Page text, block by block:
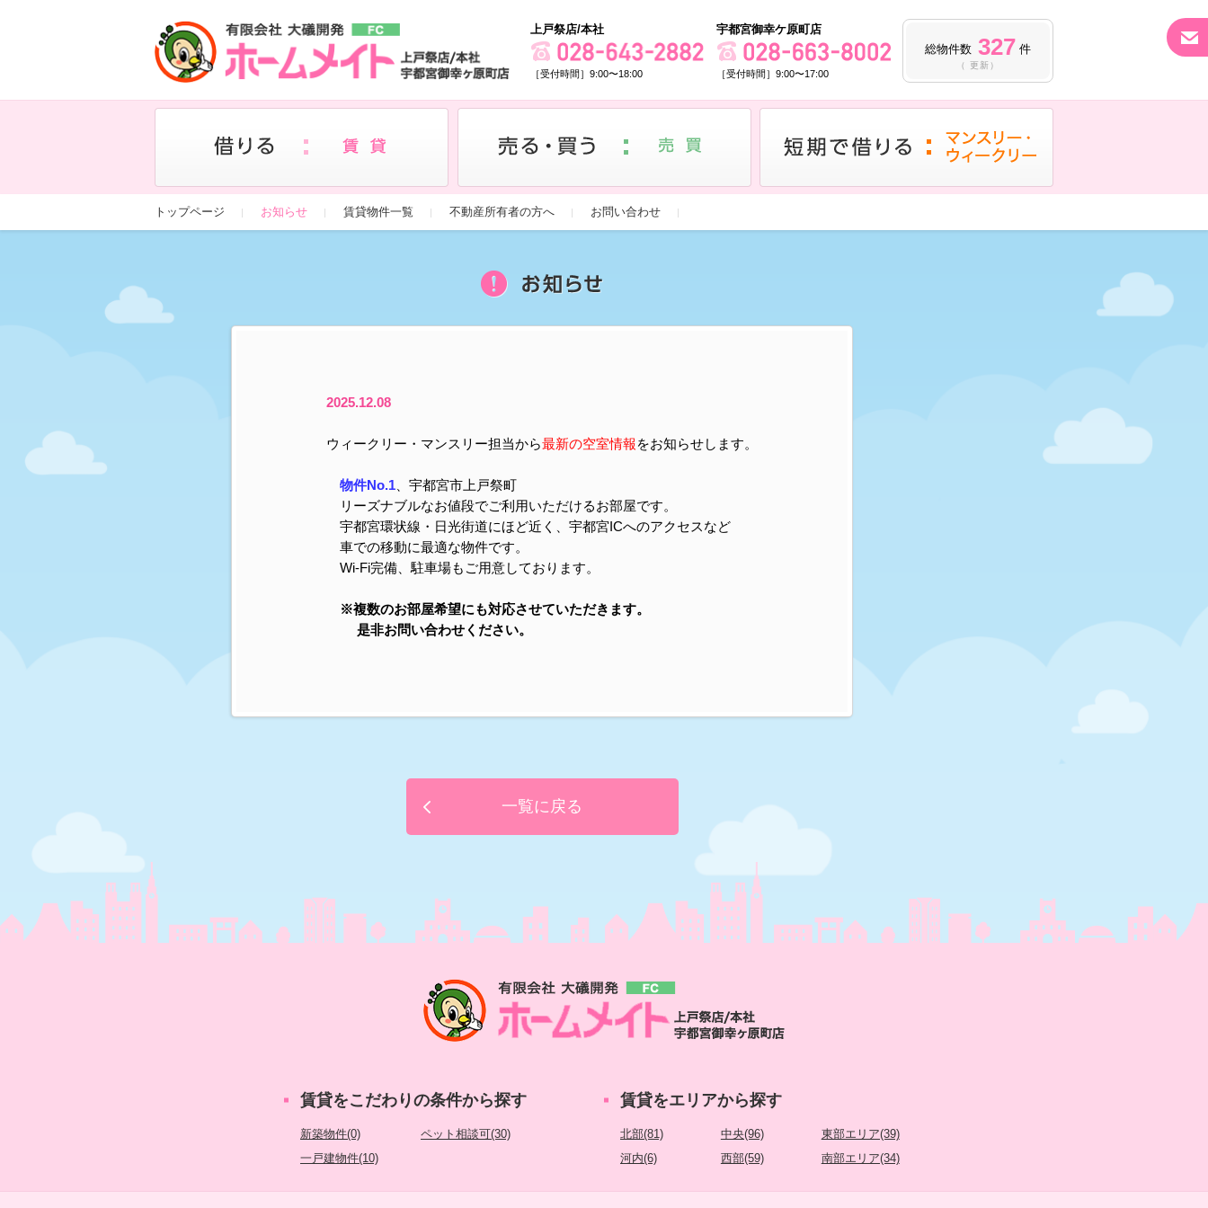
上戸祭店/本社
［受付時間］9:00〜18:00
宇都宮御幸ケ原町店
［受付時間］9:00〜17:00
総物件数 327 件
（ 更新）
トップページ お知らせ 賃貸物件一覧 不動産所有者の方へ お問い合わせ
2025.12.08
ウィークリー・マンスリー担当から最新の空室情報をお知らせします。
物件No.1 、宇都宮市上戸祭町
リーズナブルなお値段でご利用いただけるお部屋です。
宇都宮環状線・日光街道にほど近く、宇都宮ICへのアクセスなど
車での移動に最適な物件です。
Wi-Fi完備、駐車場もご用意しております。
※複数のお部屋希望にも対応させていただきます。
是非お問い合わせください。
一覧に戻る
賃貸をこだわりの条件から探す
新築物件(0)
ペット相談可(30)
一戸建物件(10)
賃貸をエリアから探す
北部(81) 中央(96)
東部エリア(39)
河内(6)
西部(59) 南部エリア(34)